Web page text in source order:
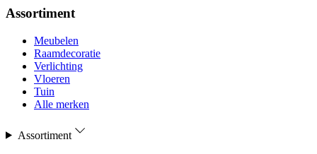
Assortiment
Meubelen
Raamdecoratie
Verlichting
Vloeren
Tuin
Alle merken
Assortiment